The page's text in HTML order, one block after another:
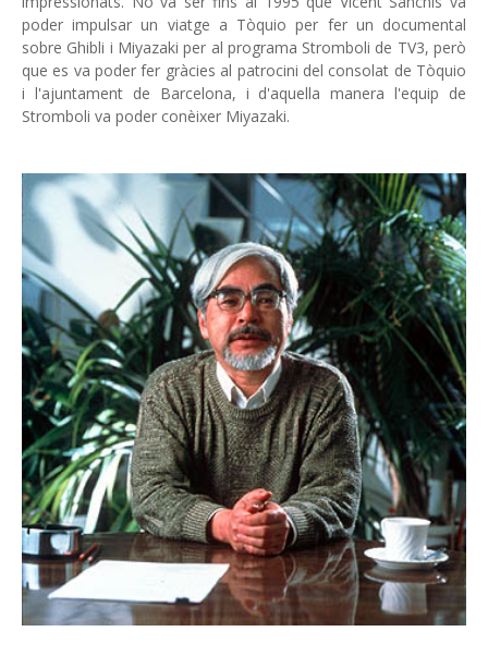
poder impulsar un viatge a Tòquio per fer un documental
sobre Ghibli i Miyazaki per al programa Stromboli de TV3, però
que es va poder fer gràcies al patrocini del consolat de Tòquio
i l'ajuntament de Barcelona, ​​i d'aquella manera l'equip de
Stromboli va poder conèixer Miyazaki.